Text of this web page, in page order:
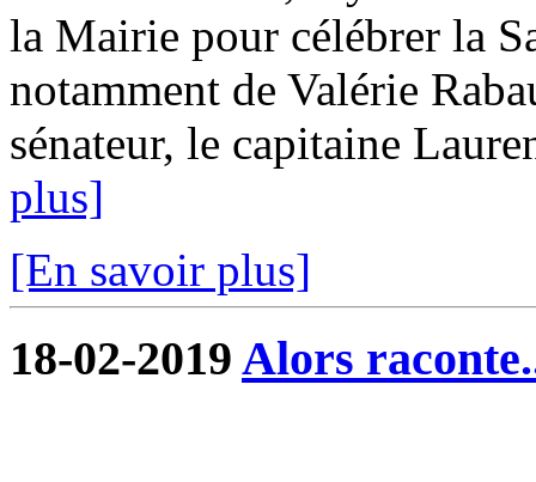
la Mairie pour célébrer la
notamment de Valérie
sénateur, le capitaine
plus]
[En savoir plus]
18-02-2019 Alors